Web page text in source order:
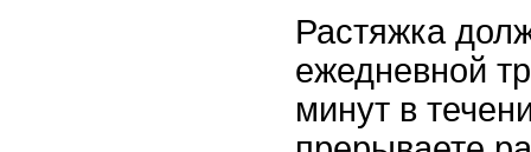
Растяжка
ежедневной
минут в